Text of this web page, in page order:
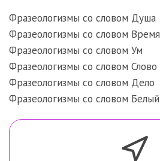
Фразеологизмы со словом Душа
Фразеологизмы со словом Время
Фразеологизмы со словом Ум
Фразеологизмы со словом Слово
Фразеологизмы со словом Дело
Фразеологизмы со словом Белый